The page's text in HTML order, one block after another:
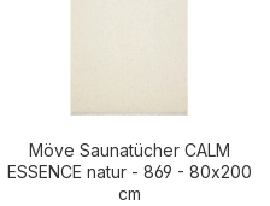
Möve Saunatücher CALM
ESSENCE natur - 869 - 80x200
cm